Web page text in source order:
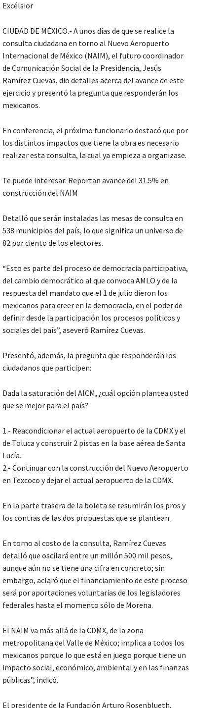
Excélsior
CIUDAD DE MÉXICO.- A unos días de que se realice la
consulta ciudadana en torno al Nuevo Aeropuerto
Internacional de México (NAIM), el futuro coordinador
de Comunicación Social de la Presidencia, Jesús
Ramírez Cuevas, dio detalles acerca del avance de este
ejercicio y presentó la pregunta que responderán los
mexicanos.
En conferencia, el próximo funcionario destacó que por
los distintos impactos que tiene la obra es necesario
realizar esta consulta, la cual ya empieza a organizase.
Te puede interesar: Reportan avance del 31.5% en
construcción del NAIM
Detalló que serán instaladas las mesas de consulta en
538 municipios del país, lo que significa un universo de
82 por ciento de los electores.
“Esto es parte del proceso de democracia participativa,
del cambio democrático al que convoca AMLO y de la
respuesta del mandato que el 1 de julio dieron los
mexicanos para creer en la democracia, en el poder de
definir desde la participación los procesos políticos y
sociales del país”, aseveró Ramírez Cuevas.
Presentó, además, la pregunta que responderán los
ciudadanos que participen:
Dada la saturación del AICM, ¿cuál opción plantea usted
que se mejor para el país?
1.- Reacondicionar el actual aeropuerto de la CDMX y el
de Toluca y construir 2 pistas en la base aérea de Santa
Lucía.
2.- Continuar con la construcción del Nuevo Aeropuerto
en Texcoco y dejar el actual aeropuerto de la CDMX.
En la parte trasera de la boleta se resumirán los pros y
los contras de las dos propuestas que se plantean.
En torno al costo de la consulta, Ramírez Cuevas
detalló que oscilará entre un millón 500 mil pesos,
aunque aún no se tiene una cifra en concreto; sin
embargo, aclaró que el financiamiento de este proceso
será por aportaciones voluntarias de los legisladores
federales hasta el momento sólo de Morena.
El NAIM va más allá de la CDMX, de la zona
metropolitana del Valle de México; implica a todos los
mexicanos porque lo que está en juego porque tiene un
impacto social, económico, ambiental y en las finanzas
públicas”, indicó.
El presidente de la Fundación Arturo Rosenblueth,